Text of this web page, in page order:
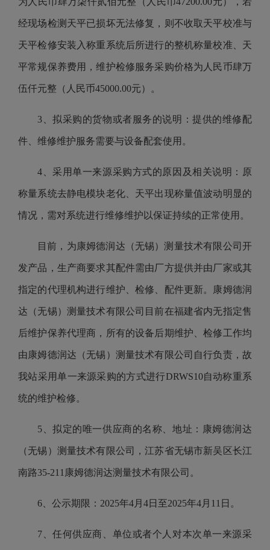
经现场检测天平已损坏无法修复，则不收取天平校准与
天平检修安装入称重系统后所进行的整机称量校准、天
平常规保养费用，维护检修服务采购价格为人民币肆万
伍仟元整（人民币45000.00元）。
3、拟采购的货物或者服务的说明：提供的维修配
件、维修维护服务需要与设备配套使用。
4、采用单一来源采购方式的原因及相关说明：原
称量系统去静电模块老化、天平出现称量值波动明显的
情况，需对系统进行维修维护以保证持续的正常使用。
目前，为康姆德润达（无锡）测量技术有限公司开
发产品，生产商要求其配件需由厂方提供并由厂家或其
指定的代理机构进行维护、检修、配件更新。康姆德润
达（无锡）测量技术有限公司目前在福建省内无指定售
后维护保养代理商，所有的设备后期维护、检修工作均
由康姆德润达（无锡）测量技术有限公司自行负责，故
我站采用单一来源采购的方式进行DRWS10自动称重系
统的维护检修。
5、拟定的唯一供应商的名称、地址：康姆德润达
（无锡）测量技术有限公司，江苏省无锡市新吴区长江
南路35-211康姆德润达测量技术有限公司。
6、公示期限：2025年4月4日至2025年4月11日。
7、任何供应商、单位或者个人对本次单一来源采